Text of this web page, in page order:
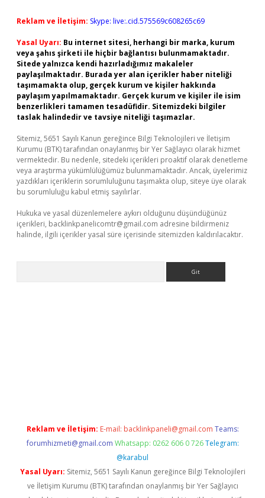
Reklam ve İletişim: Skype: live:.cid.575569c608265c69
Yasal Uyarı: Bu internet sitesi, herhangi bir marka, kurum
veya şahıs şirketi ile hiçbir bağlantısı bulunmamaktadır.
Sitede yalnızca kendi hazırladığımız makaleler
paylaşılmaktadır. Burada yer alan içerikler haber niteliği
taşımamakta olup, gerçek kurum ve kişiler hakkında
paylaşım yapılmamaktadır. Gerçek kurum ve kişiler ile isim
benzerlikleri tamamen tesadüfidir. Sitemizdeki bilgiler
taslak halindedir ve tavsiye niteliği taşımazlar.
Sitemiz, 5651 Sayılı Kanun gereğince Bilgi Teknolojileri ve İletişim
Kurumu (BTK) tarafından onaylanmış bir Yer Sağlayıcı olarak hizmet
vermektedir. Bu nedenle, sitedeki içerikleri proaktif olarak denetleme
veya araştırma yükümlülüğümüz bulunmamaktadır. Ancak, üyelerimiz
yazdıkları içeriklerin sorumluluğunu taşımakta olup, siteye üye olarak
bu sorumluluğu kabul etmiş sayılırlar.
Hukuka ve yasal düzenlemelere aykırı olduğunu düşündüğünüz
içerikleri, backlinkpanelicomtr@gmail.com adresine bildirmeniz
halinde, ilgili içerikler yasal süre içerisinde sitemizden kaldırılacaktır.
Reklam ve İletişim: E-mail: backlinkpaneli@gmail.com Teams:
forumhizmeti@gmail.com Whatsapp: 0262 606 0 726 Telegram:
@karabul
Yasal Uyarı: Sitemiz, 5651 Sayılı Kanun gereğince Bilgi Teknolojileri
ve İletişim Kurumu (BTK) tarafından onaylanmış bir Yer Sağlayıcı